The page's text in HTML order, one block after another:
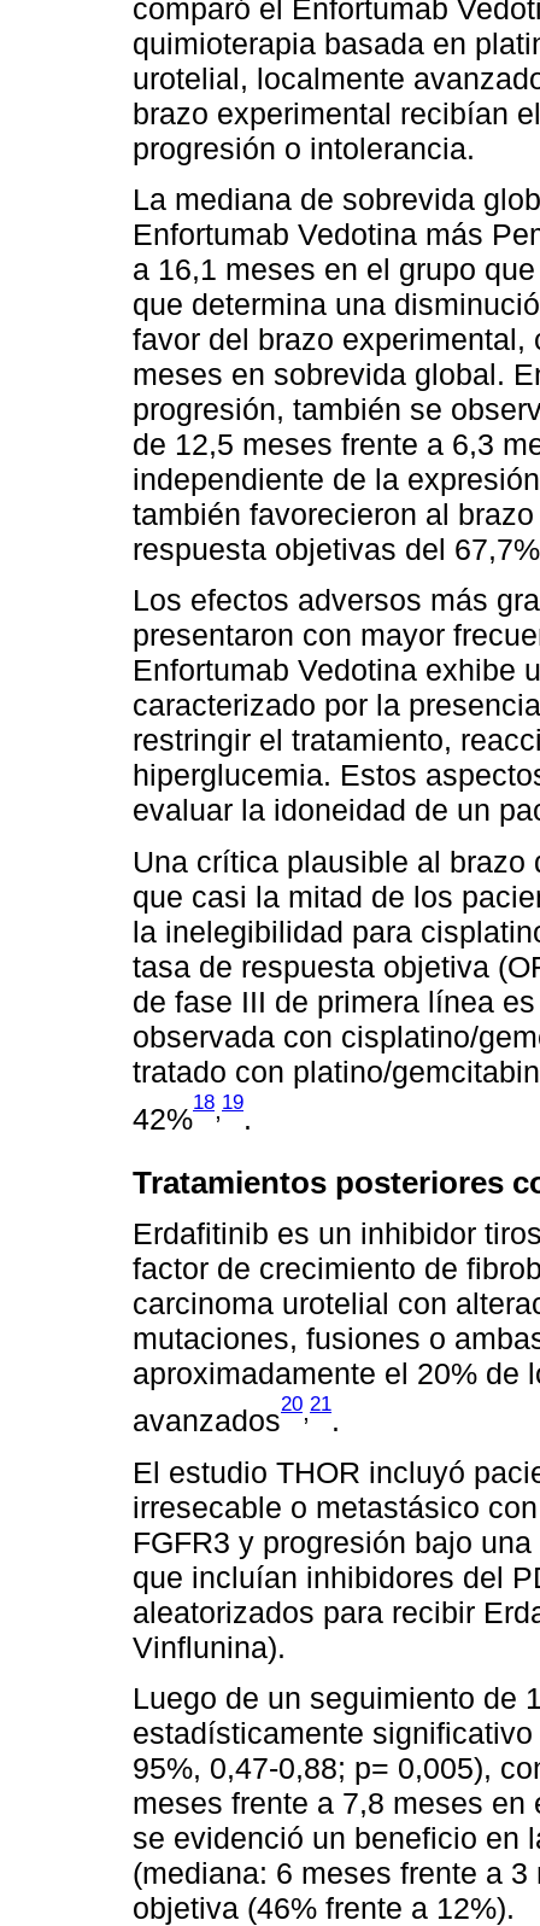
comparó el Enfortumab
quimioterapia basada en
urotelial, localmente
brazo experimental recibían
progresión o intolerancia.
La mediana de sobrevida
Enfortumab Vedotina más
a 16,1 meses en el grupo
que determina una
favor del brazo
meses en sobrevida global.
progresión, también se
de 12,5 meses frente a 6,3
independiente de la
también favorecieron al
respuesta objetivas del
Los efectos adversos más
presentaron con mayor
Enfortumab Vedotina exhibe
caracterizado por la
restringir el tratamiento,
hiperglucemia. Estos
evaluar la idoneidad de un
Una crítica plausible al brazo
que casi la mitad de los
la inelegibilidad para
tasa de respuesta objetiva
de fase III de primera línea
observada con cisplatino/
tratado con platino/
42%
18 19
.
Tratamientos posteriores
Erdafitinib es un inhibidor
factor de crecimiento de
carcinoma urotelial con
mutaciones, fusiones o
aproximadamente el 20% de
avanzados
20,21
.
El estudio THOR incluyó
irresecable o metastásico
FGFR3 y progresión bajo
que incluían inhibidores del
aleatorizados para recibir
Vinflunina).
Luego de un seguimiento de
estadísticamente
95%, 0,47-0,88; p= 0,005),
meses frente a 7,8 meses en
se evidenció un beneficio en
(mediana: 6 meses frente a
objetiva (46% frente a 12%).